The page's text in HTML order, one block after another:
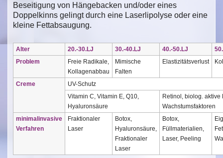
Beseitigung von Hängebacken und/oder eines
Doppelkinns gelingt durch eine Laserlipolyse oder eine
kleine Fettabsaugung.
Alter 20.-30.LJ 30.-40.LJ 40.-50.LJ
Problem
Freie Radikale,
Kollagenabbau
Mimische
Falten
Elastizitätsverlust
Creme
UV-Schutz
Vitamin C, Vitamin E, Q10,
Hyaluronsäure
Retinol, biolog. aktive
Wachstumsfaktoren
minimalinvasive
Verfahren
Fraktionaler
Laser
Botox,
Hyaluronsäure,
Fraktionaler
Laser
Botox,
Füllmaterialien,
Laser, Peeling